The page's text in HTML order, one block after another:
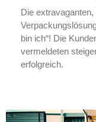
Die
bin ich“! Die
vermeldeten
erfolgreich.